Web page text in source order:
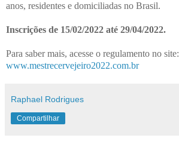
anos, residentes e domiciliadas no Brasil.
Inscrições de 15/02/2022 até 29/04/2022.
Para saber mais, acesse o regulamento no site:
www.mestrecervejeiro2022.com.br
Raphael Rodrigues
Compartilhar